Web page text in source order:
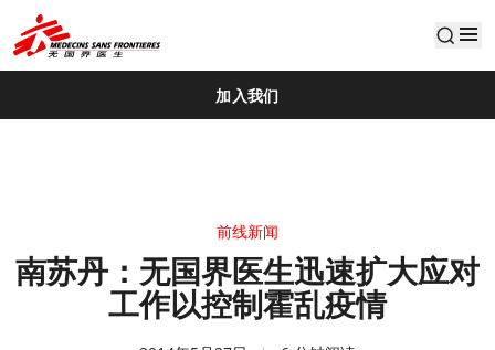
default
加入我们
前线新闻
南苏丹：无国界医生迅速扩大应对
工作以控制霍乱疫情